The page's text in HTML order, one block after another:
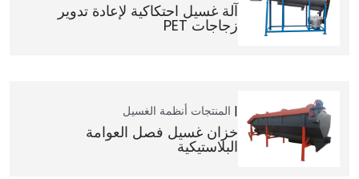
آلة غسيل احتكاكية لإعادة تدوير
زجاجات PET
المنتجات أنظمة الغسيل
خزان غسيل فصل العوامة
البلاستيكية